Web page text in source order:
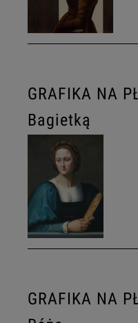
GRAFIKA NA
Bagietką
GRAFIKA NA